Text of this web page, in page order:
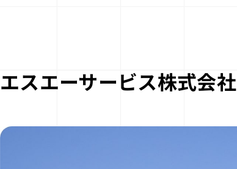
エスエーサービス株式会社